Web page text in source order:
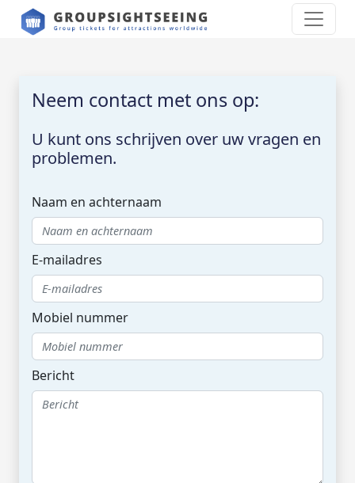
Neem contact met ons op:
U kunt ons schrijven over uw vragen en
problemen.
Naam en achternaam
E-mailadres
Mobiel nummer
Bericht